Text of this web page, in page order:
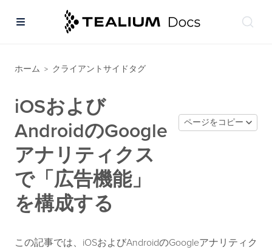
ホーム > クライアントサイドタグ
iOSおよび
AndroidのGoogle
アナリティクス
で「広告機能」
を構成する
ページをコピー
この記事では、iOSおよびAndroidのGoogleアナリティク